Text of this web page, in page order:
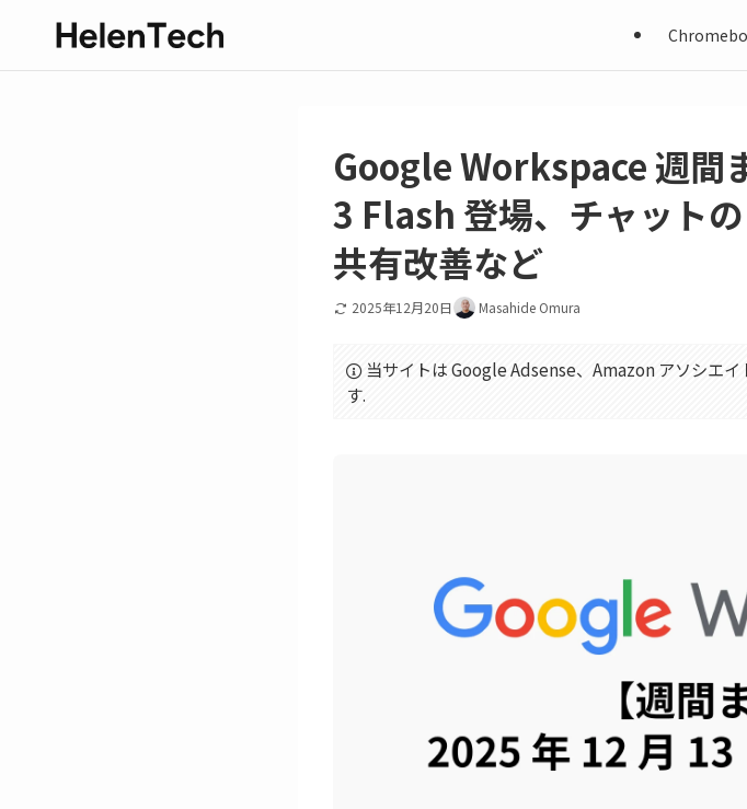
Google Workspace 週
3 Flash 登場、チャット
共有改善など
2025年12月20日 Masahide Omura
当サイトは Google Adsense、Amazon アソシエ
す.